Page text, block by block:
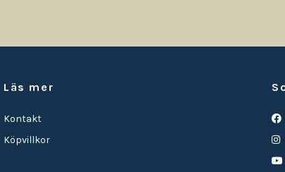
Läs mer
Kontakt
Köpvillkor